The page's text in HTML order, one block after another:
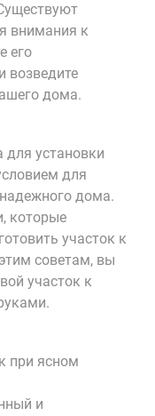
внимания к
его
возведите
дома.
для установки
для
дома.
которые
участок к
советам, вы
участок к
при ясном
и